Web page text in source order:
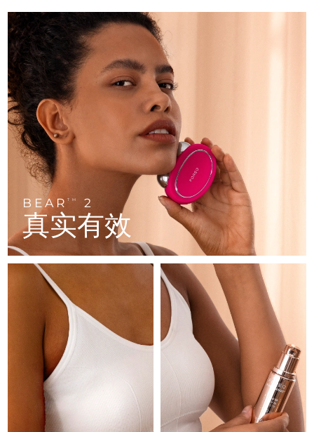
BEARTM 2
真实有效
For men, anti-aging massage
LUNA™ 4 mini
For young skin, T-zone
LUNA™ 4 go
For travel or gym bag
LUNA™ 护肤
Premium cleansers & balm
LUNA™ 设备
All facial cleansing devices
Microcurrent line smoothing device
面部提拉护理
Premium anti-aging skincare
BEAR™ 设备
All premium facelift devices
Near-infrared and red light therapy
device
UFO™ 3 mini
Red light therapy device for young skin
UFO™ 3 go
Portable red light therapy
面膜
Rejuvenation & hydration
All deep facial hydration devices
issa™ 4 plus
Smart hybrid silicone sonic toothbrush
issa™ 4 smile
Hybrid silicone sonic toothbrush
issa™ 4 baby
For ages 0-3
issa™ Teeth Whitening Set
Dual LED + sonic device & 18% PAP gel
All silicone sonic toothbrushes
抗老
FAQ™ 101
Clinical anti-aging
FAQ™ 102
Advanced clinical anti-aging
FAQ™ 103
Luxurious clinical anti-aging set
FAQ™ P1 Primer
Manuka honey primer
FAQ™护肤品
All FAQ™ skincare
FAQ™产品
FAQ™ 201
LED mask
FAQ™ 202
LED mask
FAQ™ 211
Anti-aging neck & décolleté LED mask
FAQ™ 221
Anti-aging LED hand mask
FAQ™护肤品
All FAQ™ skincare
FAQ™产品
生发
FAQ™ 301
LED hair strengthening scalp massager
FAQ™ Scalp Serum
Scalp recovery probiotic serum
FAQ™护肤品
All FAQ™ skincare
肌肤年轻化
NEW
FAQ™ 501
Full-Spectrum Red Light Therapy
FAQ™ 502
Full-Spectrum Red Light Therapy
FAQ™ Red Light Serum
保健品
NEW
专业治疗
脱毛
PEACH™ 2 Pro Max
Professional IPL hair removal device
PEACH™ 2
身体护理
Microcurrent body toning
LUNA™ 4 body
痘肌护理 眼部护理
智利
中国
哥伦比亚
克罗地亚
塞浦路斯 预计送达日期
捷克 预计送达日期
丹麦 预计送达日期
爱沙尼亚 预计送达日期8/11/26
预计送达日期 8/11/26
预计送达日期 8/11/26
法属波利尼西亚 预计送达日期 8/15/26
预计送达日期8/11/26
直布罗陀 预计送达日期8/15/26